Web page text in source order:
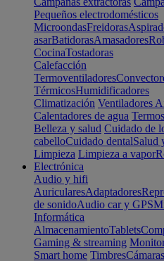
Pequeños electrodomésticos
MicroondasFreidoras
asarBatidorasAmasadores
CocinaTostadoras
Calefacción
Termoventiladores
TérmicosHumidificadores
Climatización Ventiladores
Calentadores de agua
Belleza y salud Cuidado de
cabelloCuidado dentalSalud
Limpieza Limpieza a vapor
Electrónica
Audio y hifi
AuricularesAdaptadores
de sonidoAudio car y GPS
Informática
AlmacenamientoTablets
Gaming & streaming
Smart home TimbresCámaras